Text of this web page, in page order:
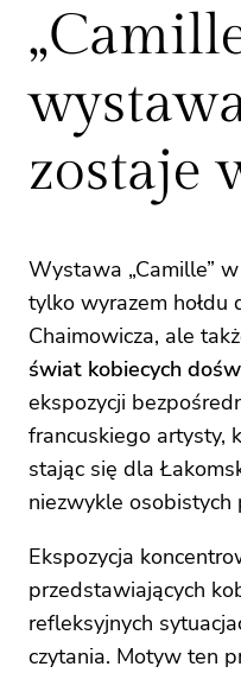
zostaje
Wystawa „Camille”
tylko wyrazem hołdu
Chaimowicza, ale
świat kobiecych
ekspozycji
francuskiego artysty,
stając się dla
niezwykle osobistych
Ekspozycja
przedstawiających
refleksyjnych
czytania. Motyw ten